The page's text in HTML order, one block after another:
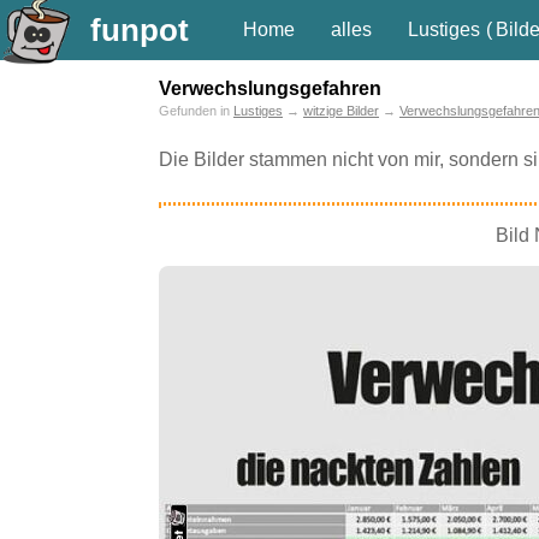
funpot Home alles Lustiges (
Verwechslungsgefahren
Gefunden in Lustiges → witzige Bilder → Verwechslungsgefahren
Die Bilder stammen nicht von mir, sondern
Bild